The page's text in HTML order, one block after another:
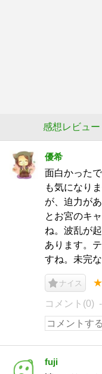
感想レビュー
優希
面白かった
も気になり
が、迫力が
とお宮のキ
ね。波乱が
あります。
すね。未完
ナイス
コメント(0)
fuji